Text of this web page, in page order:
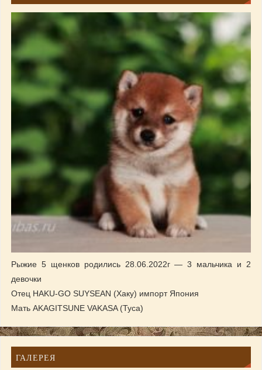
Рыжие 5 щенков родились 28.06.2022г — 3 мальчика и 2
девочки
Отец HAKU-GO SUYSEAN (Хаку) импорт Япония
Мать AKAGITSUNE VAKASA (Туса)
ГАЛЕРЕЯ